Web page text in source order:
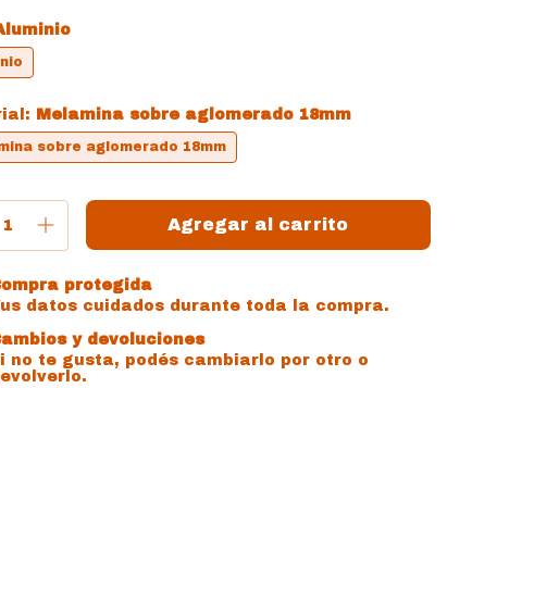
Melamina sobre aglomerado 18mm
sobre aglomerado 18mm
protegida
datos cuidados durante toda la compra.
y devoluciones
no te gusta, podés cambiarlo por otro o